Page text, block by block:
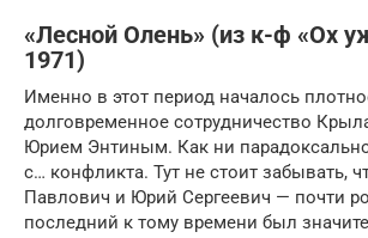
«Лесной Олень» (из к-ф «Ох
1971)
Именно в этот период началось
долговременное сотрудничество
Юрием Энтиным. Как ни
с… конфликта. Тут не стоит забывать,
Павлович и Юрий Сергеевич — почти
последний к тому времени был